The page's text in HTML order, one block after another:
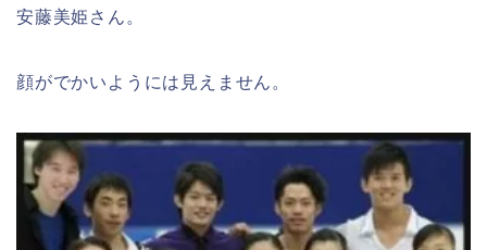
安藤美姫さん。
顔がでかいようには見えません。